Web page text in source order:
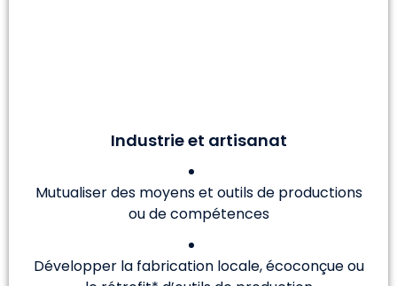
Industrie et artisanat
Mutualiser des moyens et outils de productions
ou de compétences
Développer la fabrication locale, écoconçue ou